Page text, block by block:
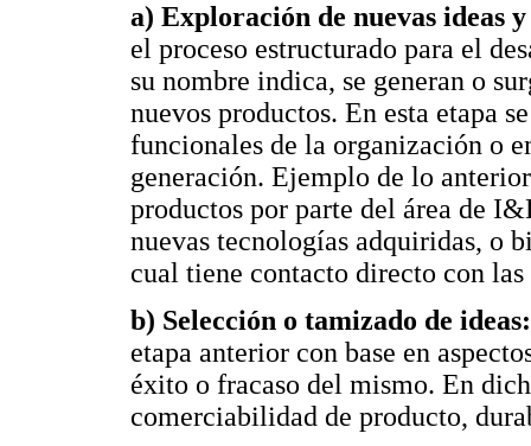
a) Exploración de nuevas ideas y
el proceso estructurado para el
su nombre indica, se generan o
nuevos productos. En esta etapa
funcionales de la organización o
generación. Ejemplo de lo
productos por parte del área de
nuevas tecnologías adquiridas, o
cual tiene contacto directo con
b) Selección o tamizado de
etapa anterior con base en
éxito o fracaso del mismo. En
comerciabilidad de producto,